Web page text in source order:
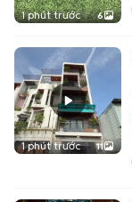
1 phút trước 6
1 phút trước 11